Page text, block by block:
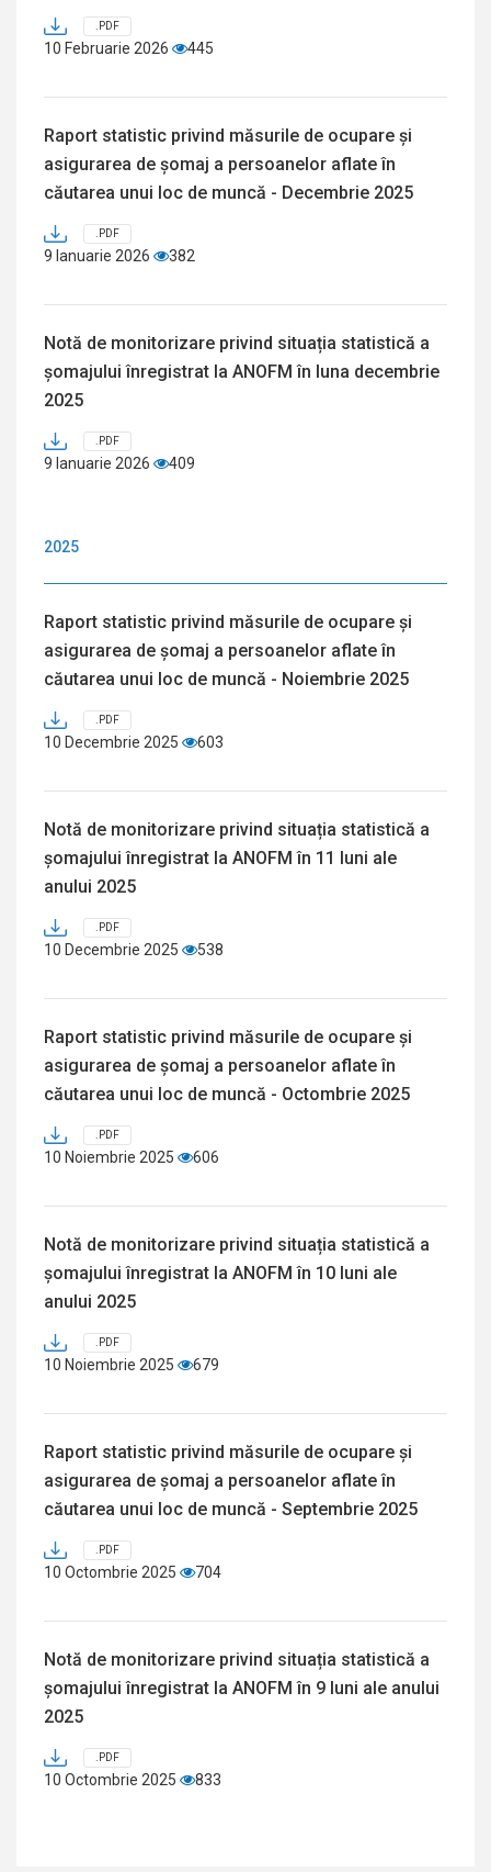
.PDF
10 Februarie 2026 445
Raport statistic privind măsurile de ocupare și
asigurarea de șomaj a persoanelor aflate în
căutarea unui loc de muncă - Decembrie 2025
.PDF
9 Ianuarie 2026 382
Notă de monitorizare privind situația statistică a
șomajului înregistrat la ANOFM în luna decembrie
2025
.PDF
9 Ianuarie 2026 409
2025
Raport statistic privind măsurile de ocupare și
asigurarea de șomaj a persoanelor aflate în
căutarea unui loc de muncă - Noiembrie 2025
.PDF
10 Decembrie 2025 603
Notă de monitorizare privind situația statistică a
șomajului înregistrat la ANOFM în 11 luni ale
anului 2025
.PDF
10 Decembrie 2025 538
Raport statistic privind măsurile de ocupare și
asigurarea de șomaj a persoanelor aflate în
căutarea unui loc de muncă - Octombrie 2025
.PDF
10 Noiembrie 2025 606
Notă de monitorizare privind situația statistică a
șomajului înregistrat la ANOFM în 10 luni ale
anului 2025
.PDF
10 Noiembrie 2025 679
Raport statistic privind măsurile de ocupare și
asigurarea de șomaj a persoanelor aflate în
căutarea unui loc de muncă - Septembrie 2025
.PDF
10 Octombrie 2025 704
Notă de monitorizare privind situația statistică a
șomajului înregistrat la ANOFM în 9 luni ale anului
2025
.PDF
10 Octombrie 2025 833